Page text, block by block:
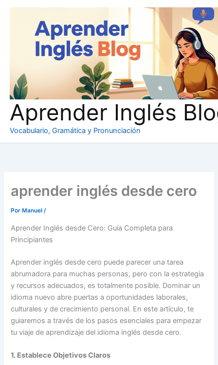
Aprender Inglés
Vocabulario, Gramática y Pronunciación
aprender inglés desde cero
Por Manuel/
Aprender Inglés desde Cero: Guía Completa para
Principiantes
Aprender inglés desde cero puede parecer una tarea
abrumadora para muchas personas, pero con la estrategia
y recursos adecuados, es totalmente posible. Dominar un
idioma nuevo abre puertas a oportunidades laborales,
culturales y de crecimiento personal. En este artículo, te
guiaremos a través de los pasos esenciales para empezar
tu viaje de aprendizaje del idioma inglés desde cero.
1. Establece Objetivos Claros